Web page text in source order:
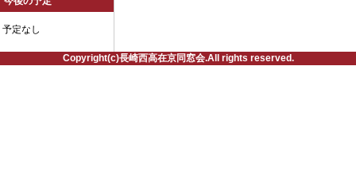
予定なし
Copyright(c)長崎西高在京同窓会.All rights reserved.